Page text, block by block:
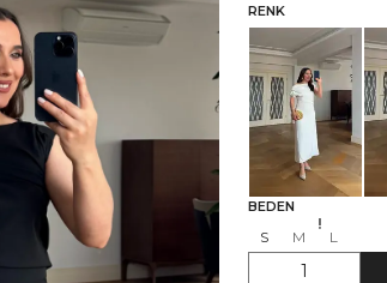
RENK
BEDEN
S M L
1